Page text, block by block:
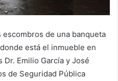
de una banqueta
está el inmueble en
Emilio García y José
de Seguridad Pública